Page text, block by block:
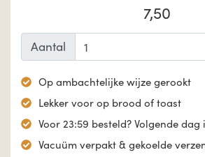
7,50
Aantal
Op ambachtelijke wijze gerookt
Lekker voor op brood of toast
Voor 23:59 besteld? Volgende dag
Vacuüm verpakt & gekoelde